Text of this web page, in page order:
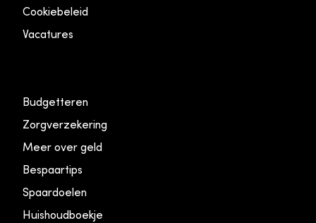
Cookiebeleid
Vacatures
Budgetteren
Zorgverzekering
Meer over geld
Bespaartips
Spaardoelen
Huishoudboekje